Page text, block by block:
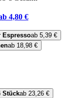
4,80 €
Espressoab 5,39 €
ab 18,98 €
Stückab 23,26 €